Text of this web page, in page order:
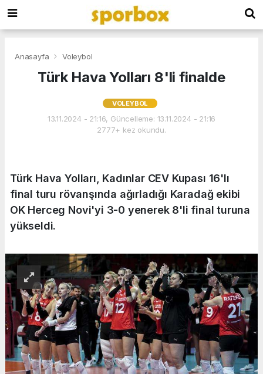
Anasayfa Voleybol
Türk Hava Yolları 8'li finalde
VOLEYBOL
13.11.2024 - 21:16, Güncelleme: 13.11.2024 - 21:16
2777+ kez okundu.
Türk Hava Yolları, Kadınlar CEV Kupası 16'lı
final turu rövanşında ağırladığı Karadağ ekibi
OK Herceg Novi'yi 3-0 yenerek 8'li final turuna
yükseldi.